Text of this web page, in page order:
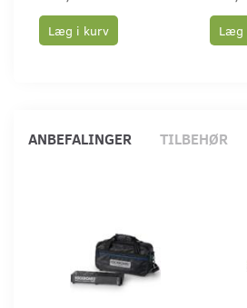
Læg i kurv Læg
ANBEFALINGER TILBEHØR